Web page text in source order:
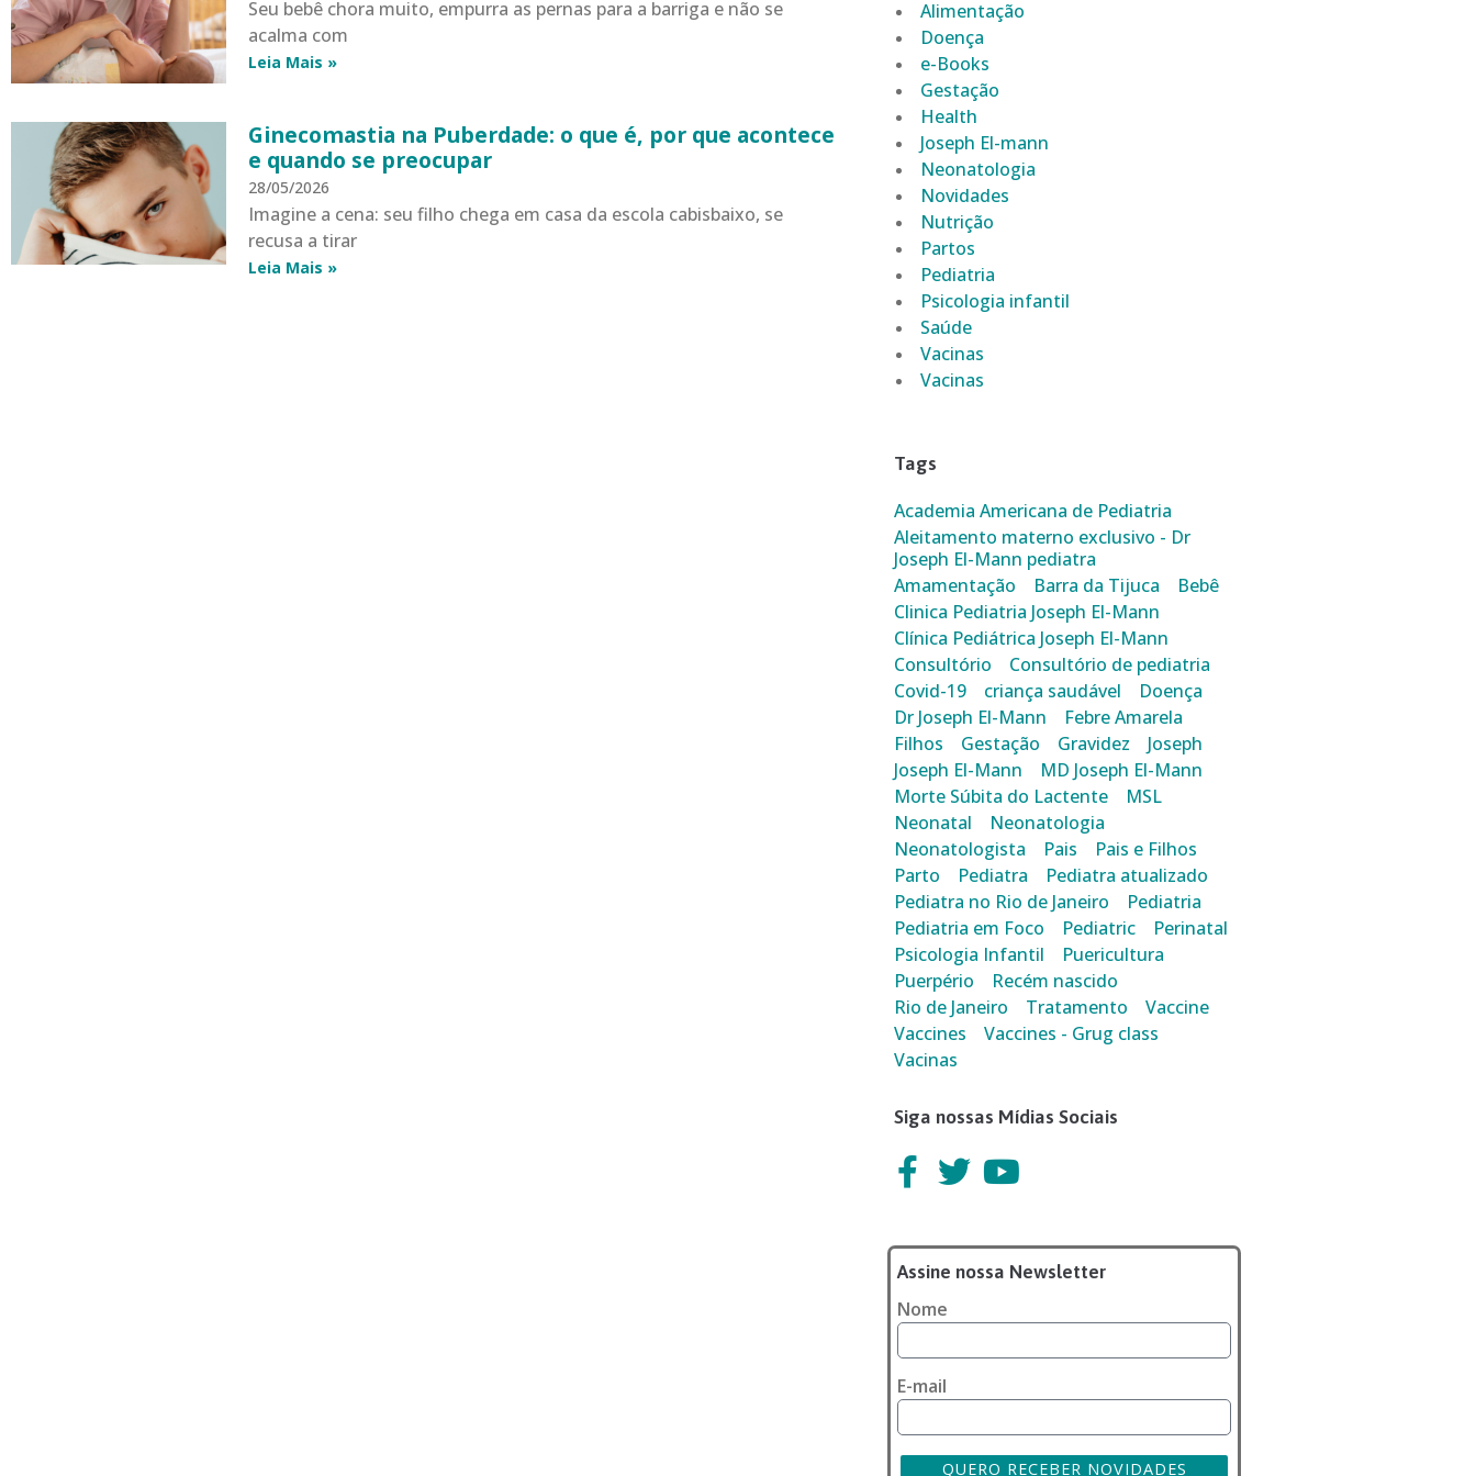
Seu bebê chora muito, empurra as pernas para a barriga e não se
acalma com
Leia Mais »
Ginecomastia na Puberdade: o que é, por que acontece
e quando se preocupar
28/05/2026
Imagine a cena: seu filho chega em casa da escola cabisbaixo, se
recusa a tirar
Leia Mais »
Alimentação
Doença
e-Books
Gestação
Health
Joseph El-mann
Neonatologia
Novidades
Nutrição
Partos
Pediatria
Psicologia infantil
Saúde
Vacinas
Vacinas
Tags
Academia Americana de Pediatria
Aleitamento materno exclusivo - Dr
Joseph El-Mann pediatra
Amamentação
Barra da Tijuca
Bebê
Clinica Pediatria Joseph El-Mann
Clínica Pediátrica Joseph El-Mann
Consultório
Consultório de pediatria
Covid-19
criança saudável
Doença
Dr Joseph El-Mann
Febre Amarela
Filhos
Gestação Gravidez
Joseph
Joseph El-Mann
MD Joseph El-Mann
Morte Súbita do Lactente
MSL
Neonatal
Neonatologia
Neonatologista
Pais
Pais e Filhos
Parto
Pediatra
Pediatra atualizado
Pediatra no Rio de Janeiro
Pediatria
Pediatria em Foco
Pediatric
Perinatal
Psicologia Infantil
Puericultura
Puerpério
Recém nascido
Rio de Janeiro
Tratamento
Vaccine
Vaccines
Vaccines - Grug class
Vacinas
Siga nossas Mídias Sociais
Assine nossa Newsletter
Nome
E-mail
QUERO RECEBER NOVIDADES